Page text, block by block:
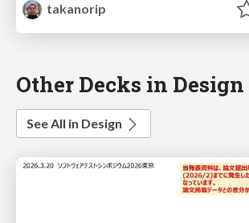
takanorip
Other Decks in Design
See All in Design